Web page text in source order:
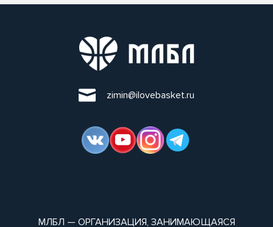
zimin@ilovebasket.ru
МЛБЛ — ОРГАНИЗАЦИЯ, ЗАНИМАЮЩАЯСЯ